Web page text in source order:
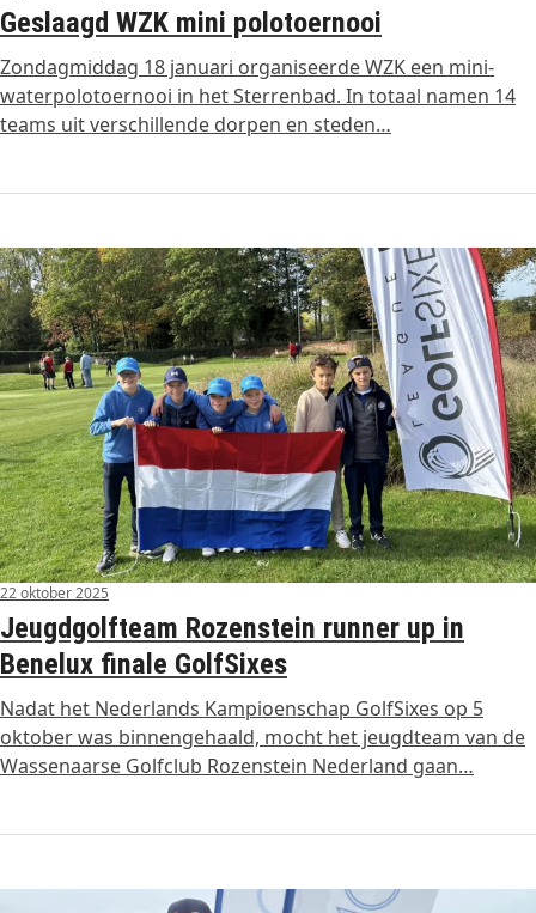
Geslaagd WZK mini polotoernooi
Zondagmiddag 18 januari organiseerde WZK een mini-
waterpolotoernooi in het Sterrenbad. In totaal namen 14
teams uit verschillende dorpen en steden…
22 oktober 2025
Jeugdgolfteam Rozenstein runner up in
Benelux finale GolfSixes
Nadat het Nederlands Kampioenschap GolfSixes op 5
oktober was binnengehaald, mocht het jeugdteam van de
Wassenaarse Golfclub Rozenstein Nederland gaan…